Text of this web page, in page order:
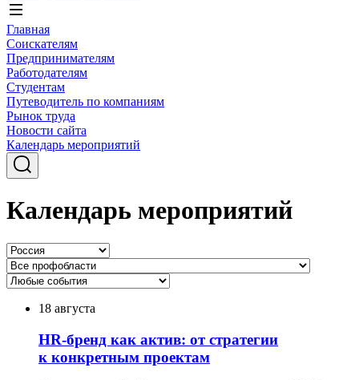
Главная
Соискателям
Предпринимателям
Работодателям
Студентам
Путеводитель по компаниям
Рынок труда
Новости сайта
Календарь мероприятий
Календарь мероприятий
18 августа
HR-бренд как актив: от стратегии
к конкретным проектам